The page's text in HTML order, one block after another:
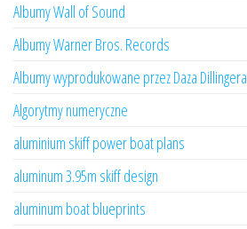
Albumy Wall of Sound
Albumy Warner Bros. Records
Albumy wyprodukowane przez Daza Dillingera
Algorytmy numeryczne
aluminium skiff power boat plans
aluminum 3.95m skiff design
aluminum boat blueprints